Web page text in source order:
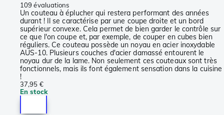
109 évaluations
Un couteau à éplucher qui restera performant des années
durant ! Il se caractérise par une coupe droite et un bord
supérieur convexe. Cela permet de bien garder le contrôle sur
ce que l'on coupe et, par exemple, de couper en cubes bien
réguliers. Ce couteau possède un noyau en acier inoxydable
AUS-10. Plusieurs couches d'acier damassé entourent le
noyau dur de la lame. Non seulement ces couteaux sont très
fonctionnels, mais ils font également sensation dans la cuisine
!
37,95 €
En stock